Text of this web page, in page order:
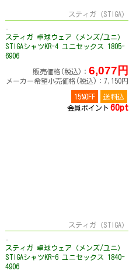
スティガ（STIGA）
スティガ 卓球ウェア（メンズ/ユニ）
STIGAシャツKR-4 ユニセックス 1805-
6906
販売価格(税込)： 6,077円
メーカー希望小売価格(税込)：7,150円
15%OFF
送料込
会員ポイント 60pt
スティガ（STIGA）
スティガ 卓球ウェア（メンズ/ユニ）
STIGAシャツKR-6 ユニセックス 1840-
4906